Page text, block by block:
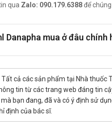
phẩm
sử dụng Zinsol:
nôn mửa, tiêu chảy, kích thích
thuốc mà bạn đang sử dụng
qua Zalo: 090.179.6388để
Danapha mua ở đâu chính
Tất cả các sản phẩm tại Nhà thuốc
tin từ các trang web đáng tin
bạn đang, đã và có ý định sử
định của bác sĩ.